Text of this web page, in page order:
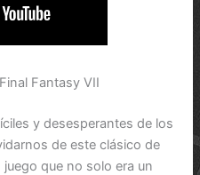
Fantasy VII
y desesperantes de los
de este clásico de
juego que no solo era un